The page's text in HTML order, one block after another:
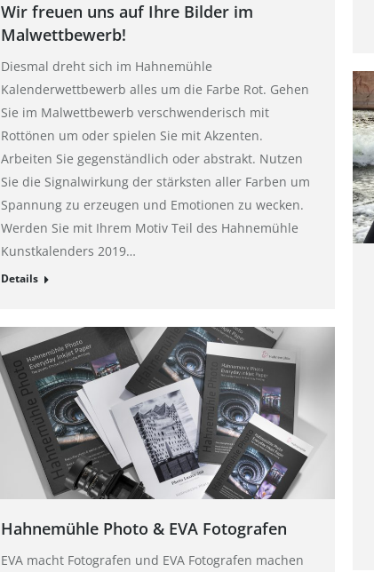
Wir freuen uns auf Ihre Bilder im
Malwettbewerb!
Diesmal dreht sich im Hahnemühle
Kalenderwettbewerb alles um die Farbe Rot. Gehen
Sie im Malwettbewerb verschwenderisch mit
Rottönen um oder spielen Sie mit Akzenten.
Arbeiten Sie gegenständlich oder abstrakt. Nutzen
Sie die Signalwirkung der stärksten aller Farben um
Spannung zu erzeugen und Emotionen zu wecken.
Werden Sie mit Ihrem Motiv Teil des Hahnemühle
Kunstkalenders 2019…
Details
Hahnemühle Photo & EVA Fotografen
EVA macht Fotografen und EVA Fotografen machen